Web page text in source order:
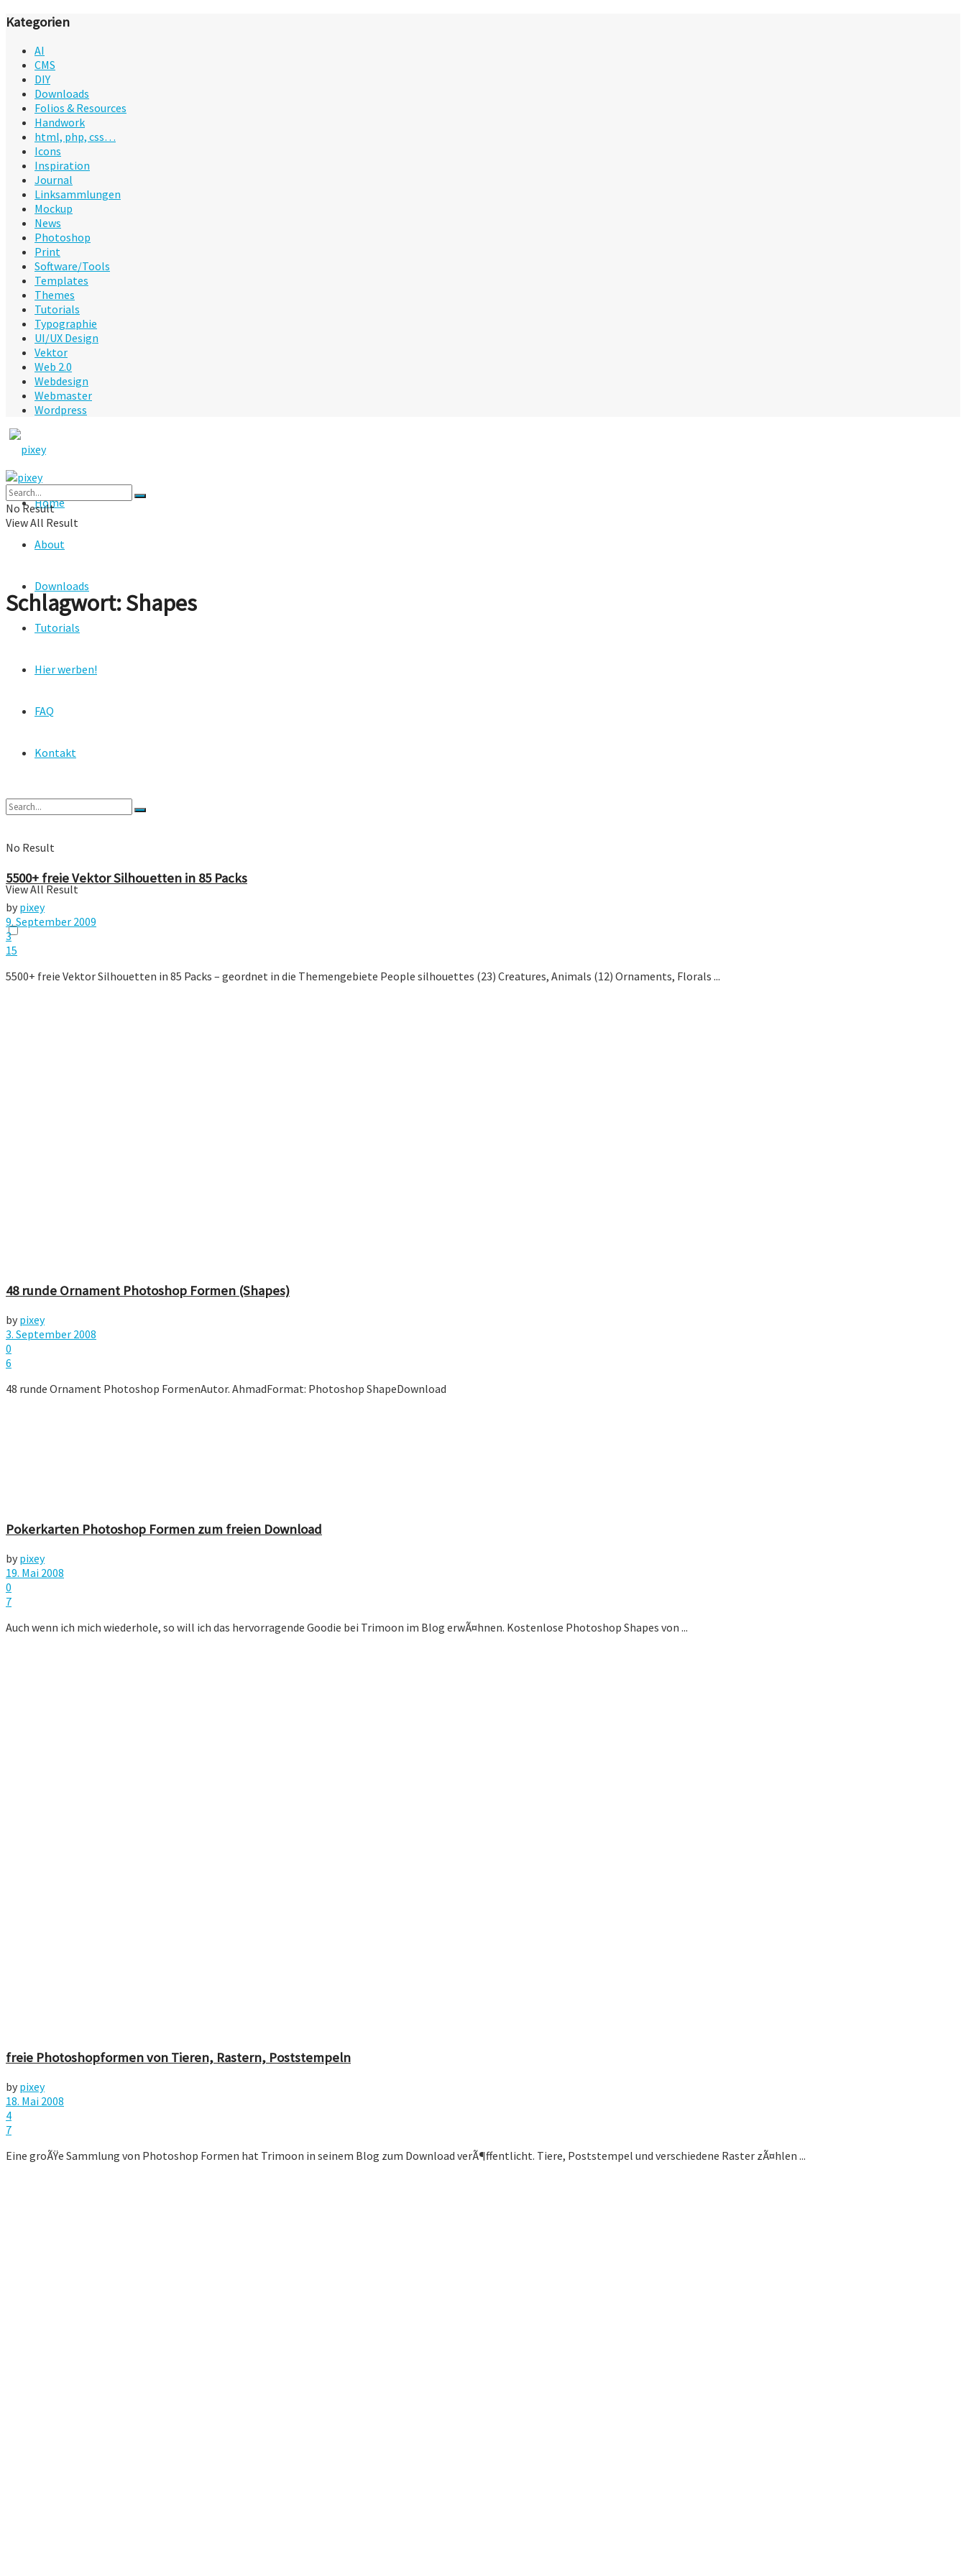
Kategorien
AI
CMS
DIY
Downloads
Folios & Resources
Handwork
html, php, css…
Icons
Inspiration
Journal
Linksammlungen
Mockup
News
Photoshop
Print
Software/Tools
Templates
Themes
Tutorials
Typographie
UI/UX Design
Vektor
Web 2.0
Webdesign
Webmaster
Wordpress
Home
About
Downloads
Tutorials
Hier werben!
FAQ
Kontakt
No Result
View All Result
No Result
View All Result
Schlagwort:Shapes
5500+ freie Vektor Silhouetten in 85 Packs
by pixey
9. September 2009
3
15
5500+ freie Vektor Silhouetten in 85 Packs – geordnet in die Themengebiete People silhouettes (23) Creatures, Animals (12) Ornaments, Florals ...
48 runde Ornament Photoshop Formen (Shapes)
by pixey
3. September 2008
0
6
48 runde Ornament Photoshop FormenAutor. AhmadFormat: Photoshop ShapeDownload
Pokerkarten Photoshop Formen zum freien Download
by pixey
19. Mai 2008
0
7
Auch wenn ich mich wiederhole, so will ich das hervorragende Goodie bei Trimoon im Blog erwÃ¤hnen. Kostenlose Photoshop Shapes von ...
freie Photoshopformen von Tieren, Rastern, Poststempeln
by pixey
18. Mai 2008
4
7
Eine groÃŸe Sammlung von Photoshop Formen hat Trimoon in seinem Blog zum Download verÃ¶ffentlicht. Tiere, Poststempel und verschiedene Raster zÃ¤hlen ...